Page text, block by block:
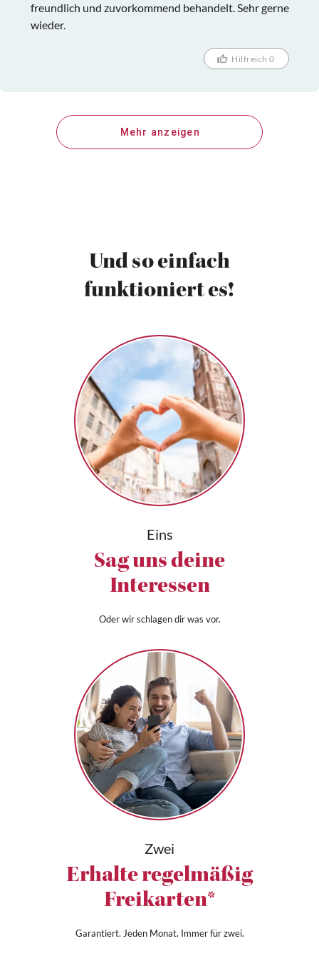
freundlich und zuvorkommend behandelt. Sehr gerne
wieder.
Hilfreich 0
Mehr anzeigen
Und so einfach
funktioniert es!
Eins
Sag uns deine
Interessen
Oder wir schlagen dir was vor.
Zwei
Erhalte regelmäßig
Freikarten*
Garantiert. Jeden Monat. Immer für zwei.